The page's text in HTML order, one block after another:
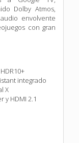
Dolby Atmos,
envolvente
con gran
integrado
X
y HDMI 2.1